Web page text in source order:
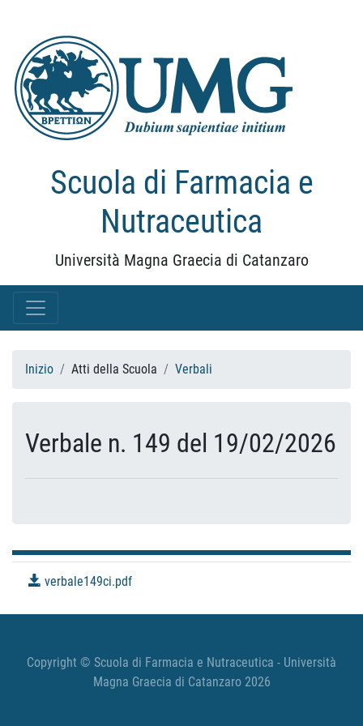
Scuola di Farmacia e
Nutraceutica
Università Magna Graecia di Catanzaro
Inizio Atti della Scuola Verbali
Verbale n. 149 del 19/02/2026
verbale149ci.pdf
Copyright © Scuola di Farmacia e Nutraceutica - Università
Magna Graecia di Catanzaro 2026